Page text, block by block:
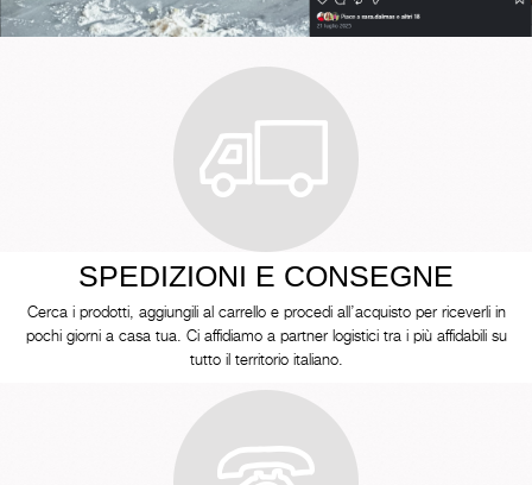
SPEDIZIONI E CONSEGNE
Cerca i prodotti, aggiungili al carrello e procedi all’acquisto per riceverli in
pochi giorni a casa tua. Ci affidiamo a partner logistici tra i più affidabili su
tutto il territorio italiano.